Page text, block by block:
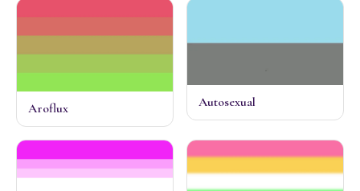
Aroflux Autosexual